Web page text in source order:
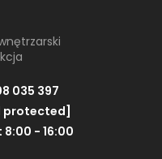
035 397
protected]
- 16:00